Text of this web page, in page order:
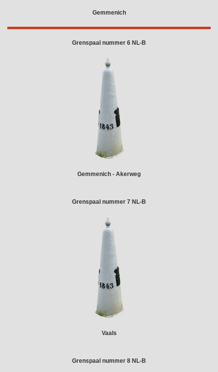
Gemmenich
Grenspaal nummer 6 NL-B
Gemmenich - Akerweg
Grenspaal nummer 7 NL-B
Vaals
Grenspaal nummer 8 NL-B